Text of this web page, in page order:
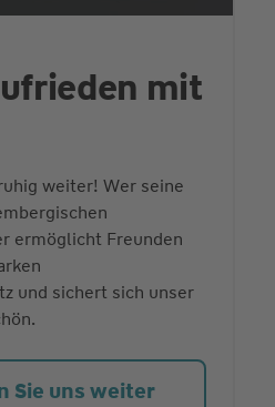
mit
weiter! Wer seine
ermöglicht Freunden
und sichert sich unser
Sie uns weiter